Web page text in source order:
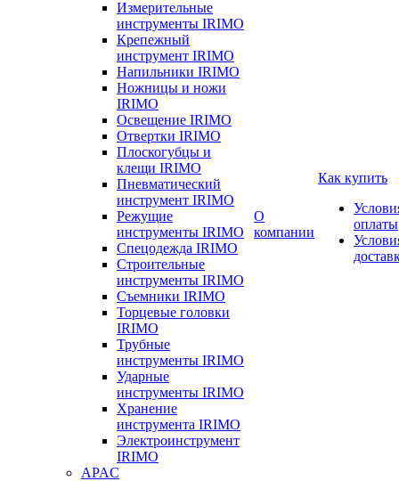
Измерительные
инструменты IRIMO
Крепежный
инструмент IRIMO
Напильники IRIMO
Ножницы и ножи
IRIMO
Освещение IRIMO
Отвертки IRIMO
Плоскогубцы и
клещи IRIMO
Пневматический
инструмент IRIMO
Режущие
инструменты IRIMO
Спецодежда IRIMO
Строительные
инструменты IRIMO
Съемники IRIMO
Торцевые головки
IRIMO
Трубные
инструменты IRIMO
Ударные
инструменты IRIMO
Хранение
инструмента IRIMO
Электроинструмент
IRIMO
APAC
О
компании
Как купить
оплаты